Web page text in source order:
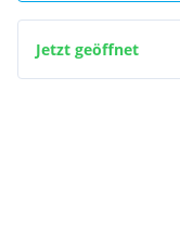
Jetzt geöffnet